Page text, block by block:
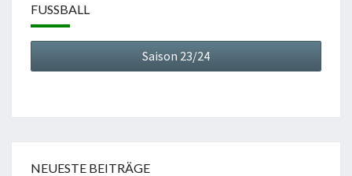
FUSSBALL
Saison 23/24
NEUESTE BEITRÄGE